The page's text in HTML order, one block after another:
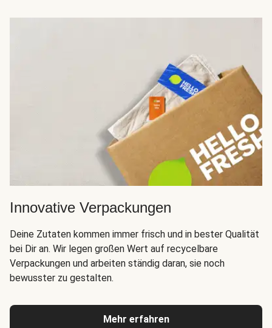
Innovative Verpackungen
Deine Zutaten kommen immer frisch und in bester Qualität
bei Dir an. Wir legen großen Wert auf recycelbare
Verpackungen und arbeiten ständig daran, sie noch
bewusster zu gestalten.
Mehr erfahren